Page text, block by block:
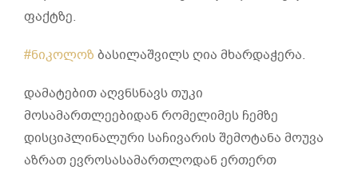
ფაქტზე.
#ნიკოლოზ ბასილაშვილს ღია მხარდაჭერა.
დამატებით აღვნსნავს თუკი
მოსამართლეებიდან რომელიმეს ჩემზე
დისციპლინალური საჩივარის შემოტანა მოუვა
აზრათ ევროსასამართლოდან ერთერთ